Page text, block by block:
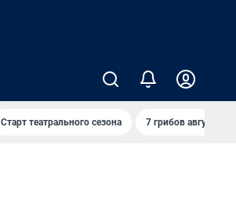
Старт театрального сезона 7 грибов августа